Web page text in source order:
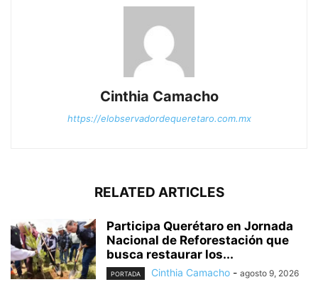
Cinthia Camacho
https://elobservadordequeretaro.com.mx
RELATED ARTICLES
Participa Querétaro en Jornada
Nacional de Reforestación que
busca restaurar los...
PORTADA Cinthia Camacho - agosto 9, 2026